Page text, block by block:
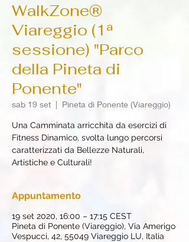
WalkZone®
Viareggio (1ª
sessione) "Parco
della Pineta di
Ponente"
sab 19 set
  |
Pineta di Ponente (Viareggio)
Una Camminata arricchita da esercizi di
Fitness Dinamico, svolta lungo percorsi
caratterizzati da Bellezze Naturali,
Artistiche e Culturali!
Appuntamento
19 set 2020, 16:00 – 17:15 CEST
Pineta di Ponente (Viareggio), Via Amerigo
Vespucci, 42, 55049 Viareggio LU, Italia